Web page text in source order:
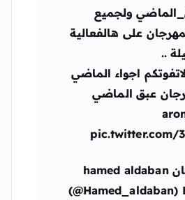
ولجميع
على هالفعالية
..
لاتفوتكم اجواء الماضي
عبق الماضي
pic.twitter.com/
— حامد الضبعان hamed aldaban
(@Hamed_aldaban)